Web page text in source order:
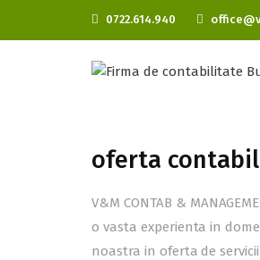
0722.614.940
oferta
V&M CONTAB &
o vasta experienta in
noastra in oferta de